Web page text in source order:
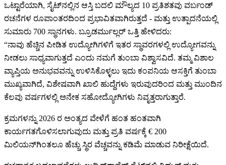
ಒಟ್ಟಾರೆಯಾಗಿ, ಸೈಟ್‌ನಲ್ಲಿನ ಆಸ್ತಿ ಬದಲಿ ಮೌಲ್ಯದ 10 ಪ್ರತಿಶತವು ವರ್ಬಂಡ್
ರಚನೆಗಳ ರೂಪಾಂತರದಿಂದ ಪ್ರಭಾವಿತವಾಗಿರುತ್ತದೆ - ಮತ್ತು ಉತ್ಪಾದನೆಯಲ್ಲಿ
ಸುಮಾರು 700 ಸ್ಥಾನಗಳು. ಬ್ರೂಡರ್ಮುಲ್ಲರ್ ಒತ್ತಿ ಹೇಳಿದರು:
“ನಾವು ಹೆಚ್ಚಿನ ಪೀಡಿತ ಉದ್ಯೋಗಿಗಳಿಗೆ ಇತರ ಸ್ಥಾವರಗಳಲ್ಲಿ ಉದ್ಯೋಗವನ್ನು
ನೀಡಲು ಸಾಧ್ಯವಾಗುತ್ತದೆ ಎಂದು ನಮಗೆ ತುಂಬಾ ವಿಶ್ವಾಸವಿದೆ. ತಮ್ಮ ವಿಶಾಲ
ವ್ಯಾಪ್ತಿಯ ಅನುಭವವನ್ನು ಉಳಿಸಿಕೊಳ್ಳಲು ಇದು ಕಂಪನಿಯ ಆಸಕ್ತಿಗೆ ತುಂಬಾ
ಮುಖ್ಯವಾಗಿದೆ, ವಿಶೇಷವಾಗಿ ಖಾಲಿ ಹುದ್ದೆಗಳು ಇರುವುದರಿಂದ ಮತ್ತು ಮುಂದಿನ
ಕೆಲವು ವರ್ಷಗಳಲ್ಲಿ ಅನೇಕ ಸಹೋದ್ಯೋಗಿಗಳು ನಿವೃತ್ತರಾಗುತ್ತಾರೆ.
ಕ್ರಮಗಳನ್ನು 2026 ರ ಅಂತ್ಯದ ವೇಳೆಗೆ ಹಂತ ಹಂತವಾಗಿ
ಕಾರ್ಯಗತಗೊಳಿಸಲಾಗುವುದು ಮತ್ತು ಪ್ರತಿ ವರ್ಷಕ್ಕೆ € 200
ಮಿಲಿಯನ್‌ಗಿಂತಲೂ ಹೆಚ್ಚು ಸ್ಥಿರ ವೆಚ್ಚವನ್ನು ಕಡಿಮೆ ಮಾಡುವ ನಿರೀಕ್ಷೆಯಿದೆ.